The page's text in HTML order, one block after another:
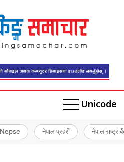
Unicode
Nepse नेपाल प्रहरी नेपाल राष्ट्र